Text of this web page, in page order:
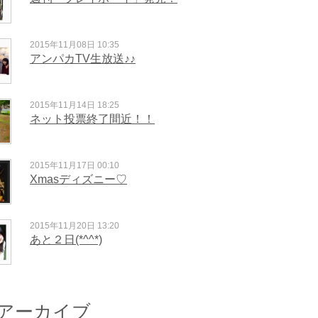
アンパカTV生放送♪♪
2015年11月08日 10:35
ネット投票終了間近！！
2015年11月14日 18:25
Xmasディズニー♡
2015年11月17日 00:10
あと２日(*^^*)
2015年11月20日 13:20
ーカイブ